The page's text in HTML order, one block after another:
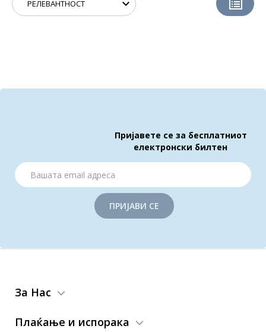
Пријавете се за бесплатниот
електронски билтен
ПРИЈАВИ СЕ
За Нас
Плаќање и испорака